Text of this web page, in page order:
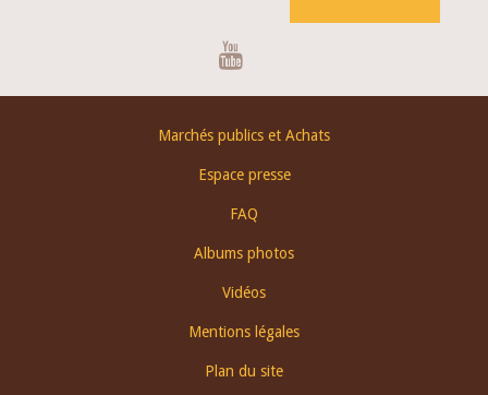
Marchés publics et Achats
Espace presse
FAQ
Albums photos
Vidéos
Mentions légales
Plan du site